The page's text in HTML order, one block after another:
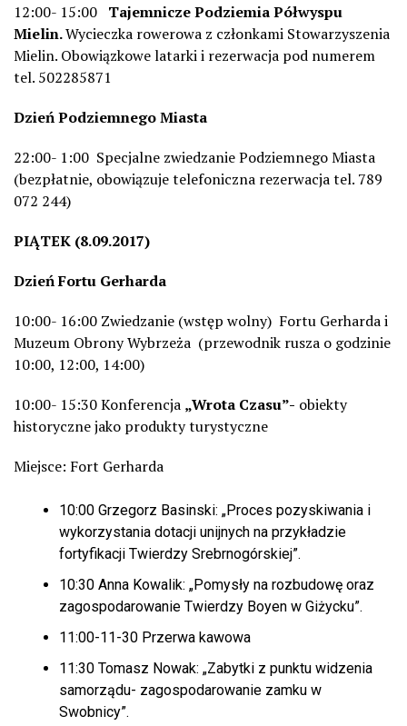
12:00- 15:00 Tajemnicze Podziemia Półwyspu
Mielin.Wycieczka rowerowa z członkami Stowarzyszenia
Mielin. Obowiązkowe latarki i rezerwacja pod numerem
tel. 502285871
Dzień Podziemnego Miasta
22:00- 1:00 Specjalne zwiedzanie Podziemnego Miasta
(bezpłatnie, obowiązuje telefoniczna rezerwacja tel. 789
072 244)
PIĄTEK (8.09.2017)
Dzień Fortu Gerharda
10:00- 16:00 Zwiedzanie (wstęp wolny) Fortu Gerharda i
Muzeum Obrony Wybrzeża (przewodnik rusza o godzinie
10:00, 12:00, 14:00)
10:00- 15:30 Konferencja „Wrota Czasu”- obiekty
historyczne jako produkty turystyczne
Miejsce: Fort Gerharda
10:00 Grzegorz Basinski: „Proces pozyskiwania i
wykorzystania dotacji unijnych na przykładzie
fortyfikacji Twierdzy Srebrnogórskiej”.
10:30 Anna Kowalik: „Pomysły na rozbudowę oraz
zagospodarowanie Twierdzy Boyen w Giżycku”.
11:00-11-30 Przerwa kawowa
11:30 Tomasz Nowak: „Zabytki z punktu widzenia
samorządu- zagospodarowanie zamku w
Swobnicy”.